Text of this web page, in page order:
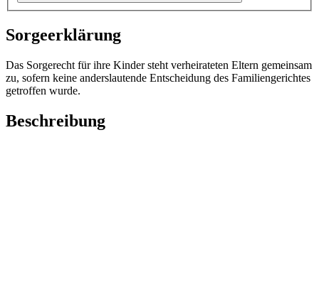
Sorgeerklärung
Das Sorgerecht für ihre Kinder steht verheirateten Eltern gemeinsam
zu, sofern keine anderslautende Entscheidung des Familiengerichtes
getroffen wurde.
Beschreibung